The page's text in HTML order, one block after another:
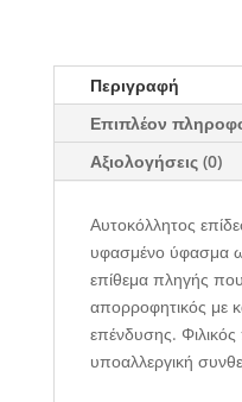
Περιγραφή
Επιπλέον
Αξιολογήσεις (0)
Αυτοκόλλητος
υφασμένο ύφασμα
επίθεμα πληγής
απορροφητικός με
επένδυσης.
υποαλλεργική